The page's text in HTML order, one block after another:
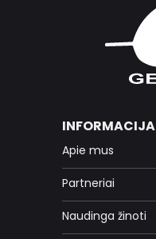
INFORMACIJA
Apie mus
Partneriai
Naudinga žinoti